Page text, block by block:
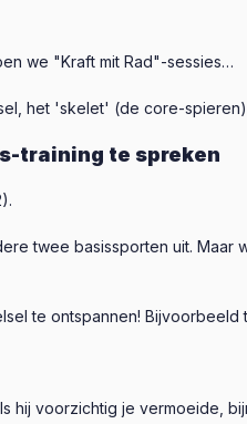
we "Kraft mit Rad"-sessies…
het 'skelet' (de core-
training te spreken
twee basissporten uit.
te ontspannen!
hij voorzichtig je vermoeide,